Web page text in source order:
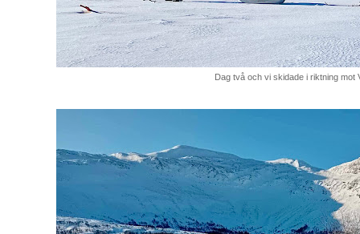
Dag två och vi skidade i riktning mot